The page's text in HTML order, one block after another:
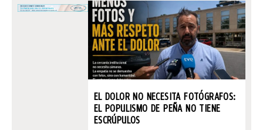
EL DOLOR NO NECESITA FOTÓGRAFOS:
EL POPULISMO DE PEÑA NO TIENE
ESCRÚPULOS